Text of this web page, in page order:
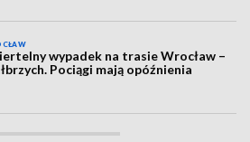
wypadek na trasie Wrocław –
Pociągi mają opóźnienia